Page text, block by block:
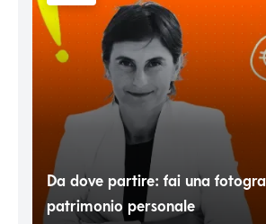
Da dove partire: fai una
patrimonio personale